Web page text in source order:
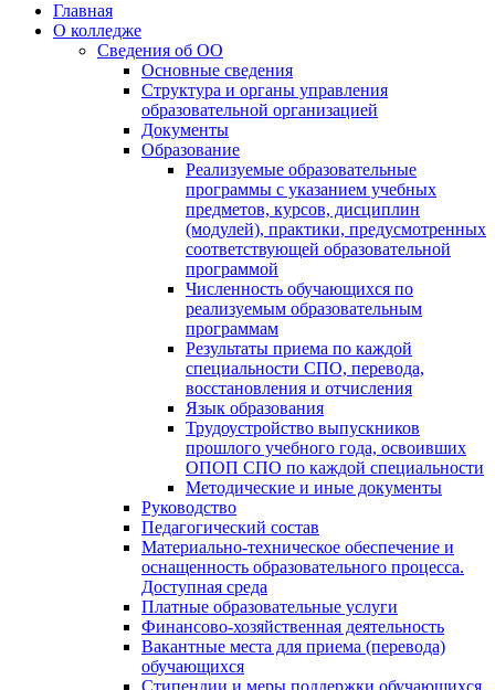
Главная
О колледже
Сведения об ОО
Основные сведения
Структура и органы управления
образовательной организацией
Документы
Образование
Реализуемые образовательные
программы с указанием учебных
предметов, курсов, дисциплин
(модулей), практики, предусмотренных
соответствующей образовательной
программой
Численность обучающихся по
реализуемым образовательным
программам
Результаты приема по каждой
специальности СПО, перевода,
восстановления и отчисления
Язык образования
Трудоустройство выпускников
прошлого учебного года, освоивших
ОПОП СПО по каждой специальности
Методические и иные документы
Руководство
Педагогический состав
Материально-техническое обеспечение и
оснащенность образовательного процесса.
Доступная среда
Платные образовательные услуги
Финансово-хозяйственная деятельность
Вакантные места для приема (перевода)
обучающихся
Стипендии и меры поддержки обучающихся